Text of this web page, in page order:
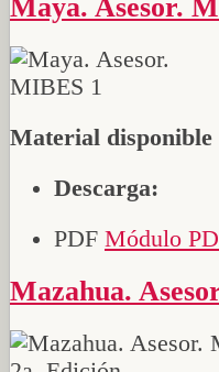
Maya. Asesor.
Material disponible
Descarga:
PDF Módulo
Mazahua.